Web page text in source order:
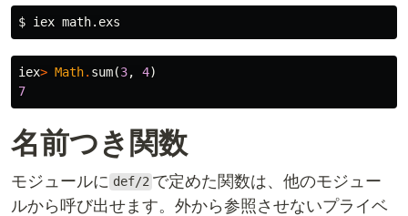
$
iex> Math. sum(3, 4)
7
名前つき関数
モジュールに def/2 で定めた関数は、他のモジュー
ルから呼び出せます。外から参照させないプライベ